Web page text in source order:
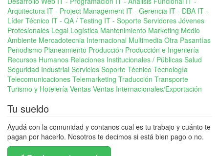
Arquitectura IT - Project Management IT - Gerencia IT - DBA IT -
Líder Técnico IT - QA / Testing IT - Soporte Servidores Jóvenes
Profesionales Legal Logística Mantenimiento Marketing Medio
Ambiente Mercadotecnia Internacional Multimedia Otra Pasantías
Periodismo Planeamiento Producción Producción e Ingeniería
Recursos Humanos Relaciones Institucionales / Públicas Salud
Seguridad Industrial Servicios Soporte Técnico Tecnología
Telecomunicaciones Telemarketing Traducción Transporte
Turismo y Hotelería Ventas Ventas Internacionales/Exportación
Tu sueldo
Ayudá con la comunidad y contanos cual es tu trabajo y cuánto te
pagan por hacerlo. Nosotros te decimos si está bien pago o no.